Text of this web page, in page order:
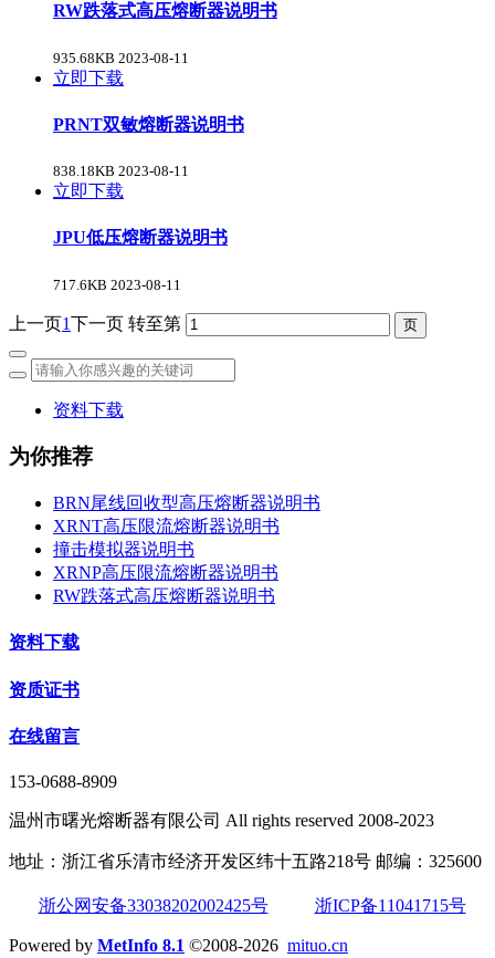
RW跌落式高压熔断器说明书
935.68KB 2023-08-11
立即下载
PRNT双敏熔断器说明书
838.18KB 2023-08-11
立即下载
JPU低压熔断器说明书
717.6KB 2023-08-11
上一页1下一页 转至第
资料下载
为你推荐
BRN尾线回收型高压熔断器说明书
XRNT高压限流熔断器说明书
撞击模拟器说明书
XRNP高压限流熔断器说明书
RW跌落式高压熔断器说明书
资料下载
资质证书
在线留言
153-0688-8909
温州市曙光熔断器有限公司 All rights reserved 2008-2023
地址：浙江省乐清市经济开发区纬十五路218号 邮编：325600
浙公网安备33038202002425号 浙ICP备11041715号
Powered by MetInfo 8.1 ©2008-2026 mituo.cn